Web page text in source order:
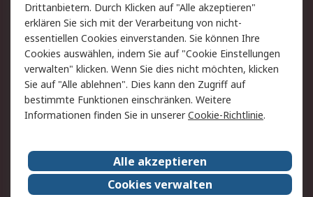
Rechtliches
AGB
Datenschutz
Cookie-Richtlinie
Zahlungsbedingungen
Copyright/Impressum
Über RS
Karriere bei RS
Nachhaltigkeit
Qualität/Umwelt/ZertifikatePresse-Center
Drittanbietern. Durch Klicken auf "Alle akzeptieren"
erklären Sie sich mit der Verarbeitung von nicht-
essentiellen Cookies einverstanden. Sie können Ihre
Cookies auswählen, indem Sie auf "Cookie Einstellungen
verwalten" klicken. Wenn Sie dies nicht möchten, klicken
Sie auf "Alle ablehnen". Dies kann den Zugriff auf
bestimmte Funktionen einschränken. Weitere
Informationen finden Sie in unsererCookie-Richtlinie.
Alle akzeptieren
Cookies verwalten